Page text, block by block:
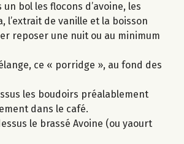
bol les flocons d’avoine, les
l’extrait de vanille et la boisson
reposer une nuit ou au minimum
ce « porridge », au fond des
les boudoirs préalablement
dans le café.
le brassé Avoine (ou yaourt